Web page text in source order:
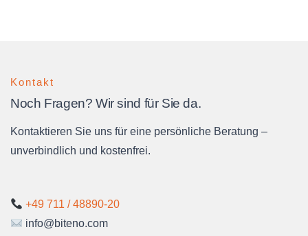
Kontakt
Noch Fragen? Wir sind für Sie da.
Kontaktieren Sie uns für eine persönliche Beratung –
unverbindlich und kostenfrei.
+49 711 / 48890-20
info@biteno.com